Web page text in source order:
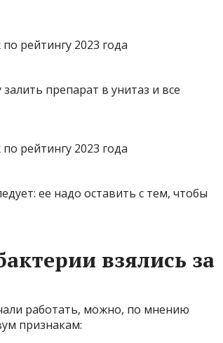
препарат в унитаз и все
ее надо оставить с тем, чтобы
взялись за
работать, можно, по мнению
признакам: